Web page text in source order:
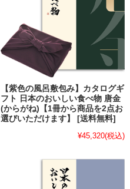
【紫色の風呂敷包み】カタログギ
フト 日本のおいしい食べ物 唐金
(からがね)【1冊から商品を2点お
選びいただけます】 [送料無料]
¥45,320(税込)